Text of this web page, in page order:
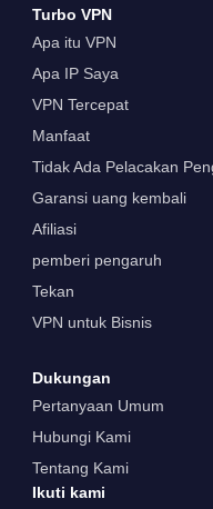
Turbo VPN
Apa itu VPN
Apa IP Saya
VPN Tercepat
Manfaat
Tidak Ada Pelacakan
Garansi uang kembali
Afiliasi
pemberi pengaruh
Tekan
VPN untuk Bisnis
Dukungan
Pertanyaan Umum
Hubungi Kami
Tentang Kami
Ikuti kami